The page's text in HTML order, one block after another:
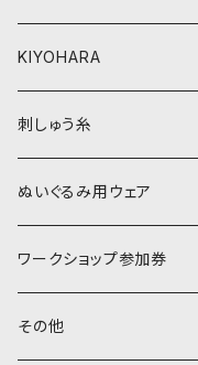
ベージュ・ブラウン系
KIYOHARA
刺しゅう糸
COSMO 25番刺しゅう糸
ぬいぐるみ用ウェア
ワークショップ参加券
その他